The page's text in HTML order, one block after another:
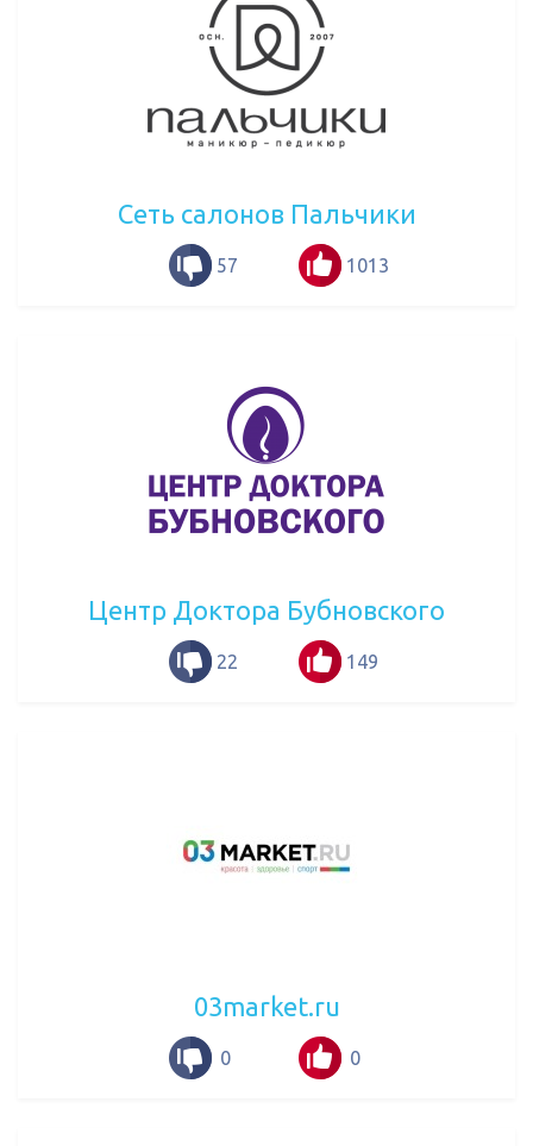
Сеть салонов Пальчики
57 1013
Центр Доктора Бубновского
22 149
03market.ru
0 0